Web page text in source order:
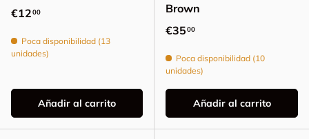
Precio normal
€1200
Poca disponibilidad (13
unidades)
Añadir al carrito
Brown
Precio normal
€3500
Poca disponibilidad (10
unidades)
Añadir al carrito